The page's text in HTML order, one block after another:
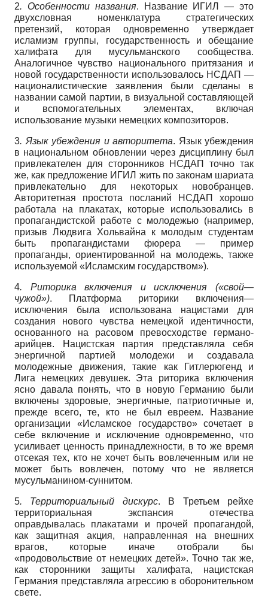
2. Особенности названия. Название ИГИЛ — это
двухсловная номенклатура стратегических
претензий, которая одновременно утверждает
исламизм группы, государственность и обещание
халифата для мусульманского сообщества.
Аналогичное чувство национального притязания и
новой государственности использовалось НСДАП —
националистические заявления были сделаны в
названии самой партии, в визуальной составляющей
и вспомогательных элементах, включая
использование музыки немецких композиторов.
3. Язык убеждения и авторитета. Язык убеждения
в национальном обновлении через дисциплину был
привлекателен для сторонников НСДАП точно так
же, как предложение ИГИЛ жить по законам шариата
привлекательно для некоторых новобранцев.
Авторитетная простота посланий НСДАП хорошо
работала на плакатах, которые использовались в
пропагандистской работе с молодежью (например,
призыв Людвига Хольвайна к молодым студентам
быть пропагандистами фюрера — пример
пропаганды, ориентированной на молодежь, также
используемой «Исламским государством»).
4. Риторика включения и исключения («свой—
чужой»). Платформа риторики включения—
исключения была использована нацистами для
создания нового чувства немецкой идентичности,
основанного на расовом превосходстве германо-
арийцев. Нацистская партия представляла себя
энергичной партией молодежи и создавала
молодежные движения, такие как Гитлерюгенд и
Лига немецких девушек. Эта риторика включения
ясно давала понять, что в новую Германию были
включены здоровые, энергичные, патриотичные и,
прежде всего, те, кто не был евреем. Название
организации «Исламское государство» сочетает в
себе включение и исключение одновременно, что
усиливает ценность принадлежности, в то же время
отсекая тех, кто не хочет быть вовлеченным или не
может быть вовлечен, потому что не является
мусульманином-суннитом.
5. Территориальный дискурс. В Третьем рейхе
территориальная экспансия отечества
оправдывалась плакатами и прочей пропагандой,
как защитная акция, направленная на внешних
врагов, которые иначе отобрали бы
«продовольствие от немецких детей». Точно так же,
как сторонники защиты халифата, нацистская
Германия представляла агрессию в оборонительном
свете.